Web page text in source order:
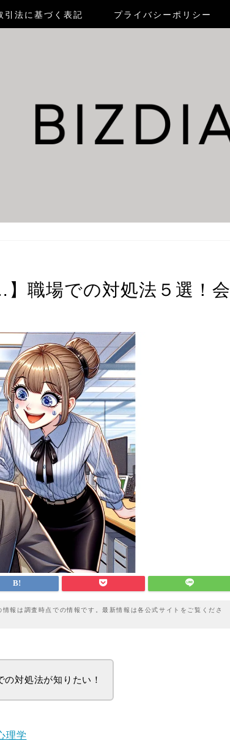
引法に基づく表記 プライバシーポリシー
職場での対処法５選！会
報は調査時点での情報です。最新情報は各公式サイトをご覧くださ
対処法が知りたい！
理学